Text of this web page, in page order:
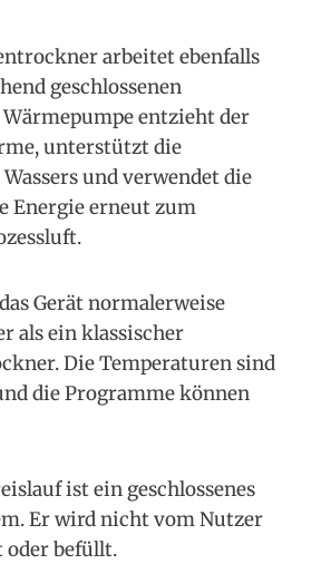
arbeitet ebenfalls
geschlossenen
entzieht der
unterstützt die
und verwendet die
Energie erneut zum
Gerät normalerweise
als ein klassischer
Die Temperaturen sind
die Programme können
ist ein geschlossenes
Er wird nicht vom Nutzer
oder befüllt.